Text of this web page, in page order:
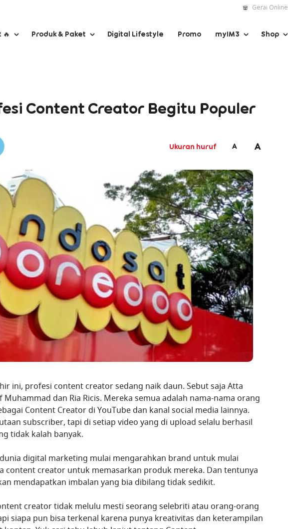
Gerai Online
🔥 Produk & Paket Digital Lifestyle Promo myIM3 Shop
Content Creator Begitu Populer
Ukuran huruf A A
ini, profesi content creator sedang naik daun. Sebut saja Atta
Muhammad dan Ria Ricis. Mereka semua adalah nama-nama orang
Content Creator di YouTube dan kanal social media lainnya.
subscriber, tapi di setiap video yang di upload selalu berhasil
tidak kalah banyak.
digital marketing mulai mengarahkan brand untuk mulai
content creator untuk memasarkan produk mereka. Dan tentunya
mendapatkan imbalan yang bia dibilang tidak sedikit.
creator tidak melulu mesti seorang selebriti atau orang-orang
siapa pun bisa terkenal karena punya kreativitas dan keterampilan